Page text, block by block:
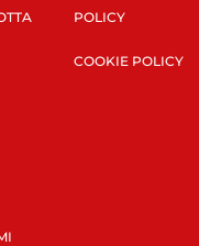
POLICY
COOKIE POLICY